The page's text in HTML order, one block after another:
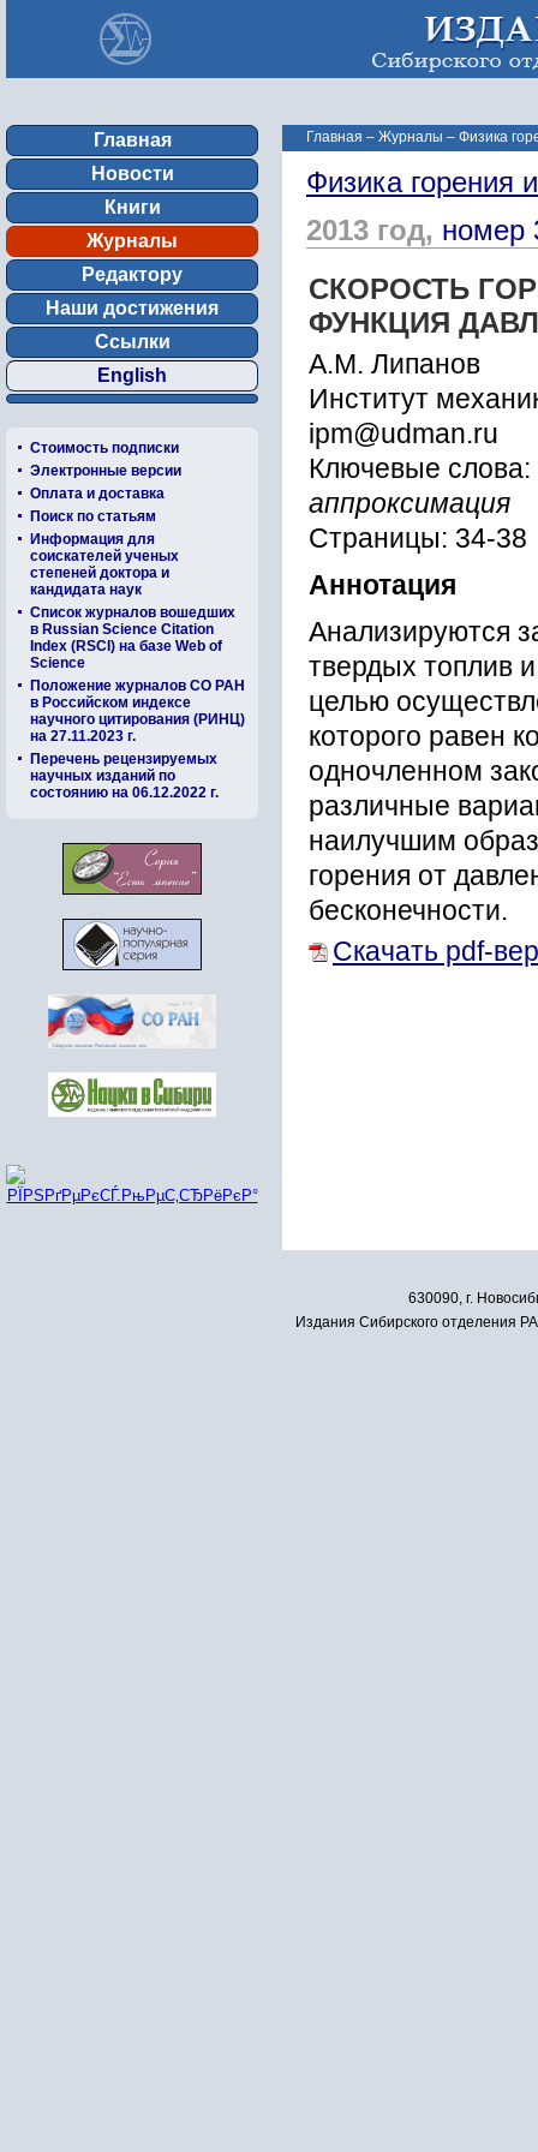
Главная
Новости
Книги
Журналы
Редактору
Наши достижения
Ссылки
English
Стоимость подписки
Электронные версии
Оплата и доставка
Поиск по статьям
Информация для
соискателей ученых
степеней доктора и
кандидата наук
Список журналов вошедших
в Russian Science Citation
Index (RSCI) на базе Web of
Science
Положение журналов СО РАН
в Российском индексе
научного цитирования (РИНЦ)
на 27.11.2023 г.
Перечень рецензируемых
научных изданий по
состоянию на 06.12.2022 г.
Главная – Журналы – Физика
Физика горения
2013 год, номер
СКОРОСТЬ
ФУНКЦИЯ
А.М. Липанов
Институт
ipm@udman.ru
Ключевые слова:
аппроксимация
Страницы: 34-38
Аннотация
Анализируются
твердых топлив
целью
которого равен
одночленном
различные
наилучшим
горения от
бесконечности.
Скачать pdf-
630090, г.
Издания Сибирского отделения